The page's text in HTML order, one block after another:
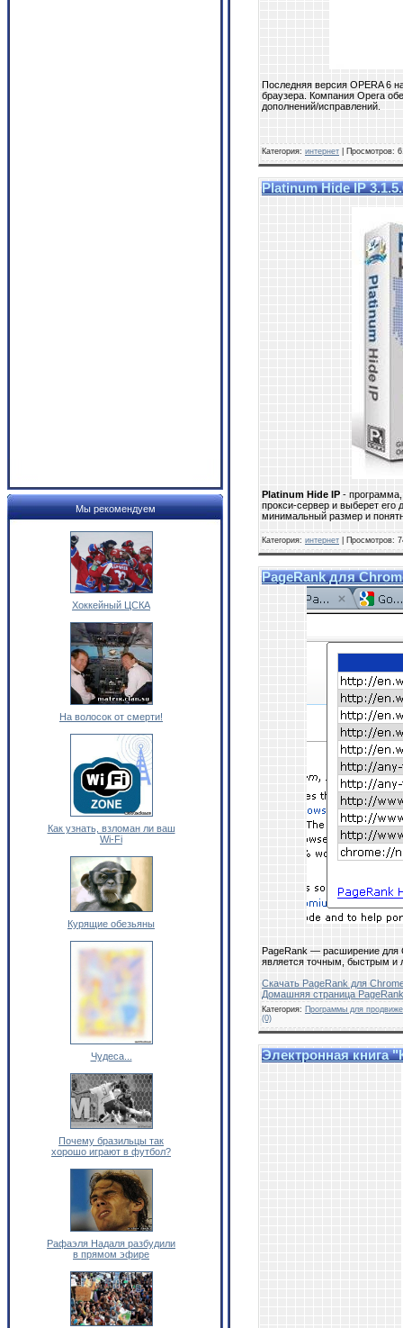
Мы рекомендуем
Хоккейный ЦСКА
На волосок от смерти!
Как узнать, взломан ли ваш
Wi-Fi
Курящие обезьяны
Чудеса...
Почему бразильцы так
хорошо играют в футбол?
Рафаэля Надаля разбудили
в прямом эфире
Последняя версия OPERA 6
браузера. Компания Opera
дополнений/исправлений.
Категория: интернет | Просмотров:
Platinum Hide IP
Platinum Hide IP - программа,
прокси-сервер и выберет
минимальный размер и
Категория: интернет | Просмотров:
PageRank для
PageRank — расширение для
является точным, быстрым и
Скачать PageRank для
Домашняя страница
Категория: Программы для
(0)
Электронная книга